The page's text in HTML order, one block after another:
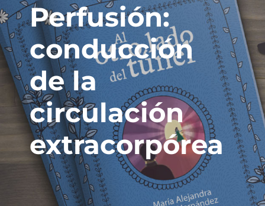
Perfusión:
conducción
de la
circulación
extracorpórea